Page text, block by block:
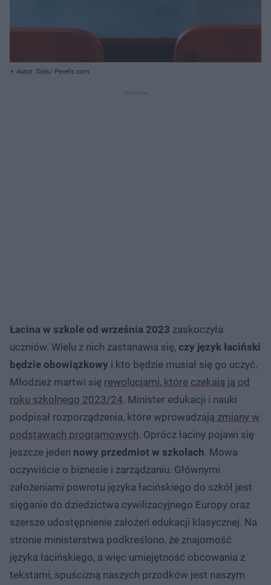
Autor: Dids/ Pexels.com
Łacina w szkole od września 2023 zaskoczyła
uczniów. Wielu z nich zastanawia się, czy język łaciński
będzie obowiązkowy i kto będzie musiał się go uczyć.
Młodzież martwi się rewolucjami, które czekają ją od
roku szkolnego 2023/24. Minister edukacji i nauki
podpisał rozporządzenia, które wprowadzają zmiany w
podstawach programowych. Oprócz łaciny pojawi się
jeszcze jeden nowy przedmiot w szkołach. Mowa
oczywiście o biznesie i zarządzaniu. Głównymi
założeniami powrotu języka łacińskiego do szkół jest
sięganie do dziedzictwa cywilizacyjnego Europy oraz
szersze udostępnienie założeń edukacji klasycznej. Na
stronie ministerstwa podkreślono, że znajomość
języka łacińskiego, a więc umiejętność obcowania z
tekstami, spuścizną naszych przodków jest naszym